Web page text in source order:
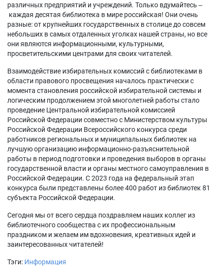
различных предприятий и учреждений. Только вдумайтесь ‒
каждая десятая библиотека в мире российская! Они очень
разные: от крупнейших государственных в столице до совсем
небольших в самых отдаленных уголках нашей страны, но все
они являются информационными, культурными,
просветительскими центрами для своих читателей.
Взаимодействие избирательных комиссий с библиотеками в
области правового просвещения началось практически с
момента становления российской избирательной системы и
логическим продолжением этой многолетней работы стало
проведение Центральной избирательной комиссией
Российской Федерации совместно с Министерством культуры
Российской Федерации Всероссийского конкурса среди
работников региональных и муниципальных библиотек на
лучшую организацию информационно-разъяснительной
работы в период подготовки и проведения выборов в органы
государственной власти и органы местного самоуправления в
Российской Федерации. С 2023 года на федеральный этап
конкурса были представлены более 400 работ из библиотек 81
субъекта Российской Федерации.
Сегодня мы от всего сердца поздравляем наших коллег из
библиотечного сообщества с их профессиональным
праздником и желаем им вдохновения, креативных идей и
заинтересованных читателей!
Тэги: Информация